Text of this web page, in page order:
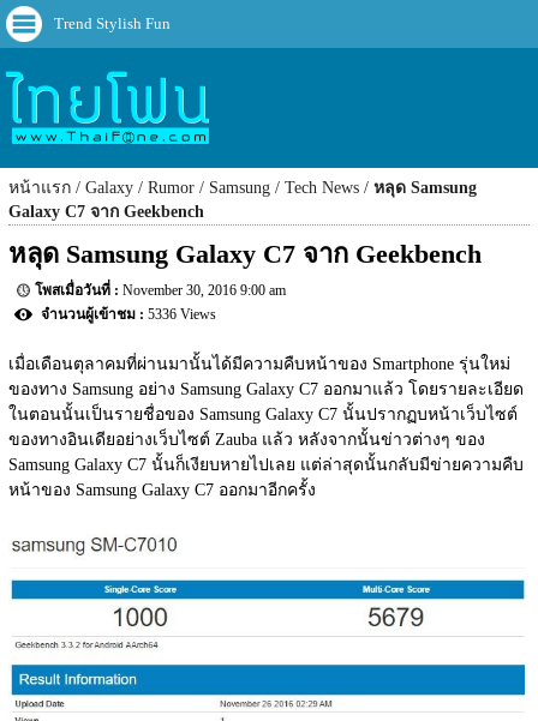
Trend Stylish Fun
หน้าแรก Galaxy Rumor Samsung Tech News
หลุด Samsung
Galaxy C7 จาก Geekbench
หลุด Samsung Galaxy C7 จาก Geekbench
November 30, 2016 9:00 am
5336 Views
เมื่อเดือนตุลาคมที่ผ่านมานั้นได้มีความคืบหน้าของ Smartphone รุ่นใหม่
ของทาง Samsung อย่าง Samsung Galaxy C7 ออกมาแล้ว โดยรายละเอียด
ในตอนนั้นเป็นรายชื่อของ Samsung Galaxy C7 นั้นปรากฏบหน้าเว็บไซต์
ของทางอินเดียอย่างเว็บไซต์ Zauba แล้ว หลังจากนั้นข่าวต่างๆ ของ
Samsung Galaxy C7 นั้นก็เงียบหายไปเลย แต่ล่าสุดนั้นกลับมีข่ายความคืบ
หน้าของ Samsung Galaxy C7 ออกมาอีกครั้ง